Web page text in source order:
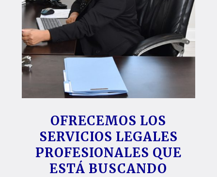
OFRECEMOS LOS
SERVICIOS LEGALES
PROFESIONALES QUE
ESTÁ BUSCANDO